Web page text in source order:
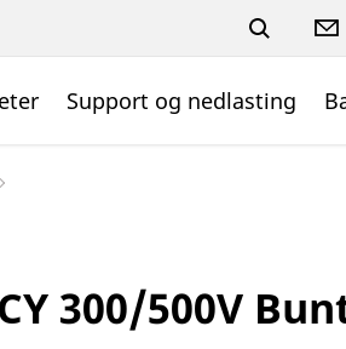
Support og nedlasting
300/500V